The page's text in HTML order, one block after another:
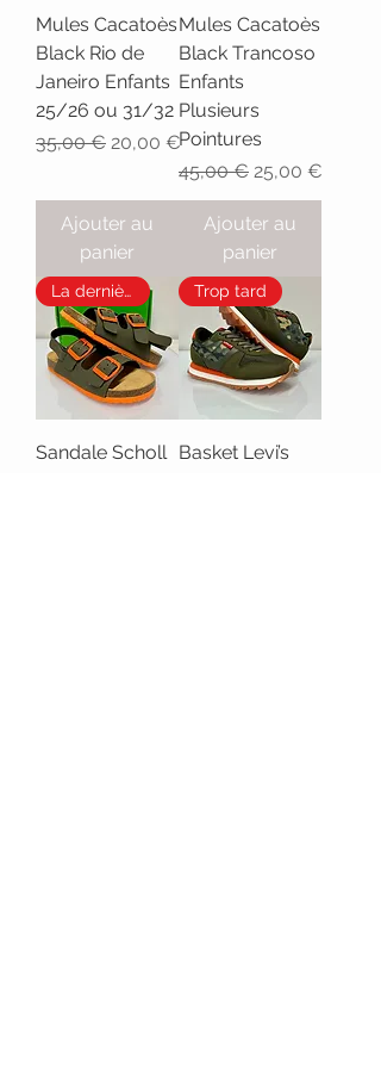
Mules Cacatoès
Black Rio de
Janeiro Enfants
25/26 ou 31/32
Prix original
35,00 € Prix promotionnel
20,00 €
Ajouter au
panier
Mules Cacatoès
Black Trancoso
Enfants
Plusieurs
Pointures
Prix original
45,00 € Prix
25,00 €
Ajouter au
panier
La dernière
Sandale Scholl
Trop tard
Basket Levi’s